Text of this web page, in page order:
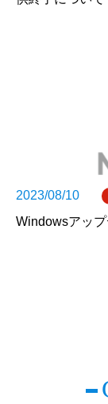
2023/08/10
Windowsアッ